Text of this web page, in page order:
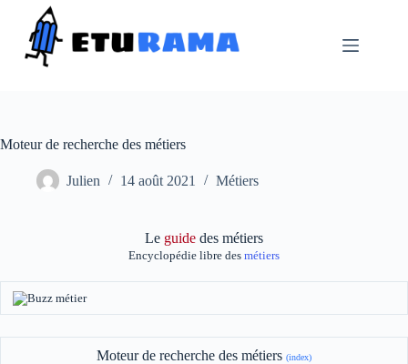
contenu
Moteur de recherche des métiers
Julien 14 août 2021 Métiers
Le guide des métiers
Encyclopédie libre des métiers
Moteur de recherche des métiers (index)